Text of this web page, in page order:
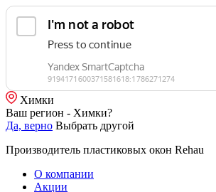
Химки
Ваш регион - Химки?
Да, верно Выбрать другой
Производитель пластиковых окон Rehau
О компании
Акции